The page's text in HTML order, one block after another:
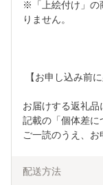
※「上絵付け」の
りません。
【お申し込み前
お届けする返礼
記載の「個体差に
ご一読のうえ、お
配送方法